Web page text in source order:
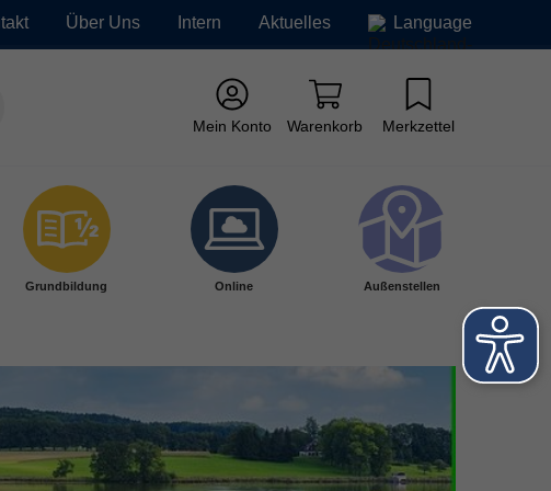
Über Uns Intern Aktuelles Language
Mein Konto Warenkorb Merkzettel
Grundbildung Online Außenstellen